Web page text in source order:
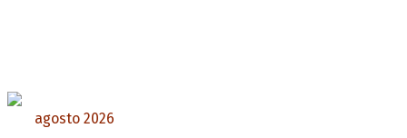
agosto 2026